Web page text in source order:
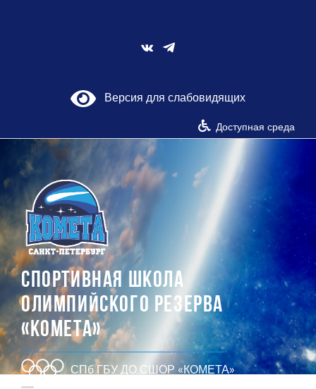
Vk
Версия для слабовидящих
Доступная среда
СПОРТИВНАЯ ШКОЛА
ОЛИМПИЙСКОГО РЕЗЕРВА
«КОМЕТА»
СПб ГБУ ДО СШОР «КОМЕТА»